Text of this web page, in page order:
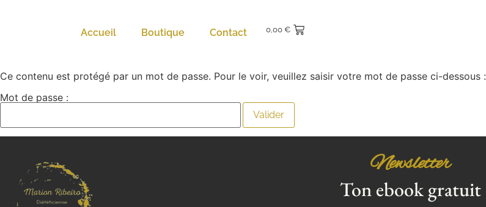
Accueil Boutique Contact 0,00 €
Ce contenu est protégé par un mot de passe. Pour le voir, veuillez saisir votre mot de passe ci-dessous :
Mot de passe :
Newsletter
Ton ebook gratuit